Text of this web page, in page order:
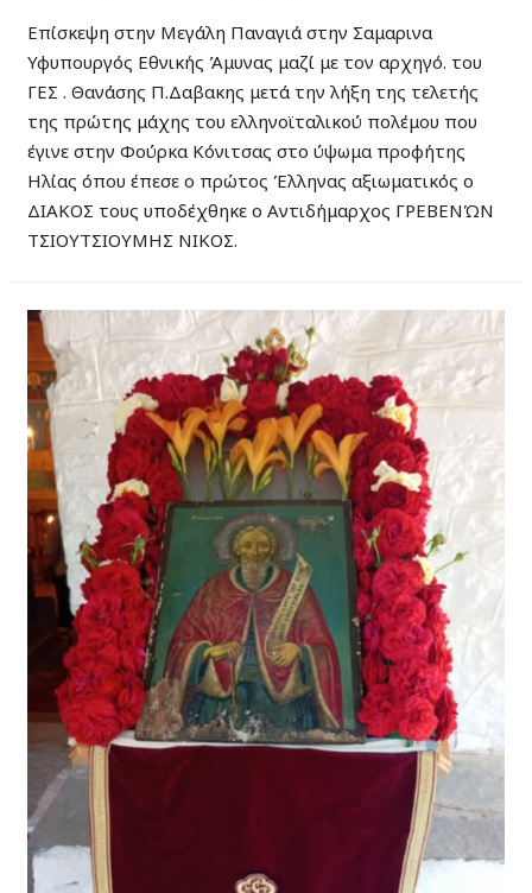
Επίσκεψη στην Μεγάλη Παναγιά στην Σαμαρινα
Υφυπουργός Εθνικής Άμυνας μαζί με τον αρχηγό. του
ΓΕΣ . Θανάσης Π.Δαβακης μετά την λήξη της τελετής
της πρώτης μάχης του ελληνοϊταλικού πολέμου που
έγινε στην Φούρκα Κόνιτσας στο ύψωμα προφήτης
Ηλίας όπου έπεσε ο πρώτος Έλληνας αξιωματικός ο
ΔΙΑΚΟΣ τους υποδέχθηκε ο Αντιδήμαρχος ΓΡΕΒΕΝΏΝ
ΤΣΙΟΥΤΣΙΟΥΜΗΣ ΝΙΚΟΣ.